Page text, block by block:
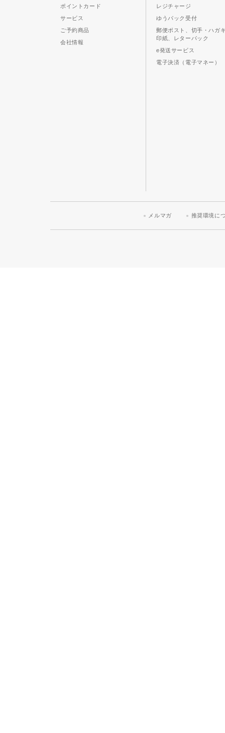
ポイントカード
サービス
ご予約商品
会社情報
レジチャージ
ゆうパック受付
郵便ポスト、切手・ハガ
印紙、レターパック
e発送サービス
電子決済（電子マネー）
メルマガ 推奨環境に